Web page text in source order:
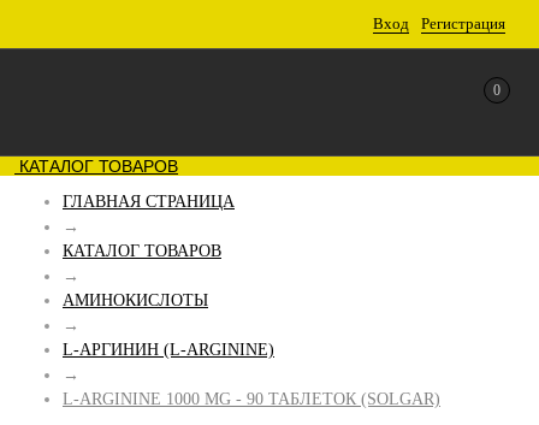
Вход Регистрация
0
КАТАЛОГ ТОВАРОВ
ГЛАВНАЯ СТРАНИЦА
→
КАТАЛОГ ТОВАРОВ
→
АМИНОКИСЛОТЫ
→
L-АРГИНИН (L-ARGININE)
→
L-ARGININE 1000 MG - 90 ТАБЛЕТОК (SOLGAR)